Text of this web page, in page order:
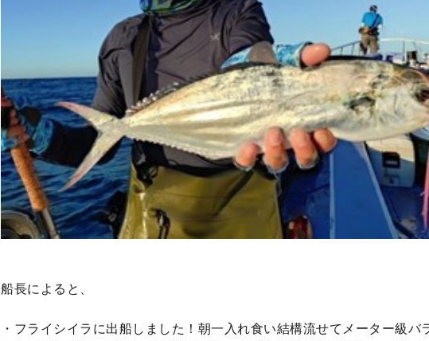
船長によると、
・フライシイラに出船しました！朝一入れ食い結構流せてメーター級バ